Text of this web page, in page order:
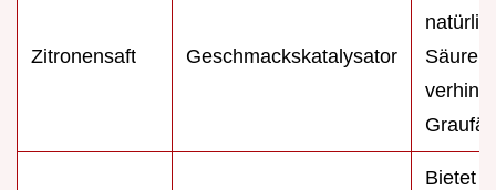
Zitronensaft Geschmackskatalysator
Säure
Bietet